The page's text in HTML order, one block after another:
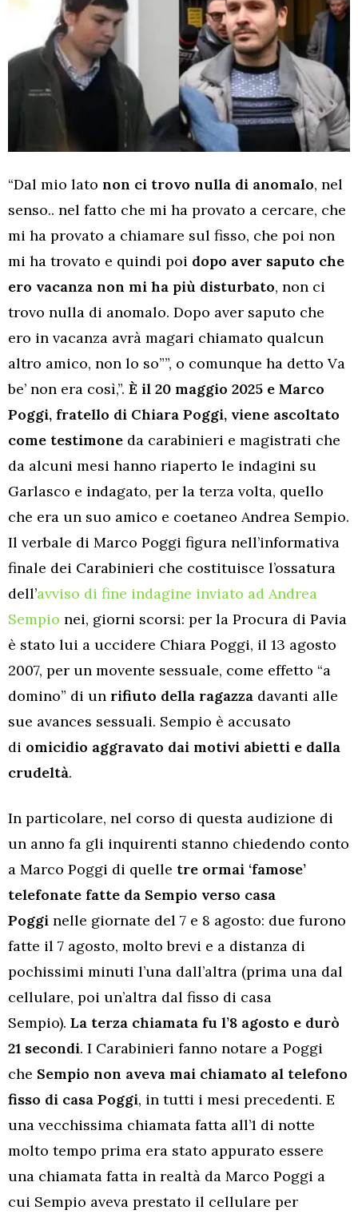
“Dal mio lato non ci trovo nulla di anomalo, nel
senso.. nel fatto che mi ha provato a cercare, che
mi ha provato a chiamare sul fisso, che poi non
mi ha trovato e quindi poi dopo aver saputo che
ero vacanza non mi ha più disturbato, non ci
trovo nulla di anomalo. Dopo aver saputo che
ero in vacanza avrà magari chiamato qualcun
altro amico, non lo so””, o comunque ha detto Va
be’ non era così,”. È il 20 maggio 2025 e Marco
Poggi, fratello di Chiara Poggi, viene ascoltato
come testimone da carabinieri e magistrati che
da alcuni mesi hanno riaperto le indagini su
Garlasco e indagato, per la terza volta, quello
che era un suo amico e coetaneo Andrea Sempio.
Il verbale di Marco Poggi figura nell’informativa
finale dei Carabinieri che costituisce l’ossatura
dell’avviso di fine indagine inviato ad Andrea
Sempio nei, giorni scorsi: per la Procura di Pavia
è stato lui a uccidere Chiara Poggi, il 13 agosto
2007, per un movente sessuale, come effetto “a
domino” di un rifiuto della ragazza davanti alle
sue avances sessuali. Sempio è accusato
di omicidio aggravato dai motivi abietti e dalla
crudeltà.
In particolare, nel corso di questa audizione di
un anno fa gli inquirenti stanno chiedendo conto
a Marco Poggi di quelle tre ormai ‘famose’
telefonate fatte da Sempio verso casa
Poggi nelle giornate del 7 e 8 agosto: due furono
fatte il 7 agosto, molto brevi e a distanza di
pochissimi minuti l’una dall’altra (prima una dal
cellulare, poi un’altra dal fisso di casa
Sempio). La terza chiamata fu l’8 agosto e durò
21 secondi. I Carabinieri fanno notare a Poggi
che Sempio non aveva mai chiamato al telefono
fisso di casa Poggi, in tutti i mesi precedenti. E
una vecchissima chiamata fatta all’1 di notte
molto tempo prima era stato appurato essere
una chiamata fatta in realtà da Marco Poggi a
cui Sempio aveva prestato il cellulare per